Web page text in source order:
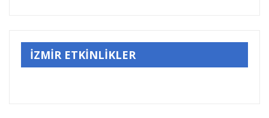
İZMİR ETKİNLİKLER